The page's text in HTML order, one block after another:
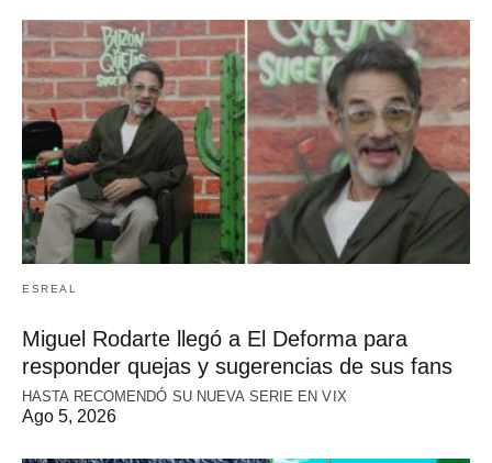
ESREAL
Miguel Rodarte llegó a El Deforma para
responder quejas y sugerencias de sus fans
HASTA RECOMENDÓ SU NUEVA SERIE EN VIX
Ago 5, 2026